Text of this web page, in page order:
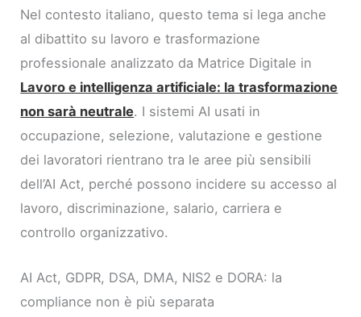
Nel contesto italiano, questo tema si lega anche
al dibattito su lavoro e trasformazione
professionale analizzato da Matrice Digitale in
Lavoro e intelligenza artificiale: la trasformazione
non sarà neutrale. I sistemi AI usati in
occupazione, selezione, valutazione e gestione
dei lavoratori rientrano tra le aree più sensibili
dell’AI Act, perché possono incidere su accesso al
lavoro, discriminazione, salario, carriera e
controllo organizzativo.
AI Act, GDPR, DSA, DMA, NIS2 e DORA: la
compliance non è più separata